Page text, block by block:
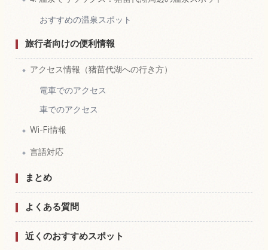
おすすめの温泉スポット
旅行者向けの便利情報
アクセス情報（猪苗代湖への行き方）
電車でのアクセス
車でのアクセス
Wi-Fi情報
言語対応
まとめ
よくある質問
近くのおすすめスポット